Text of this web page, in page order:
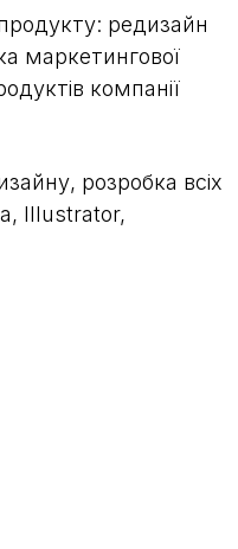
редизайн
маркетингової
компанії
розробка всіх
Illustrator,